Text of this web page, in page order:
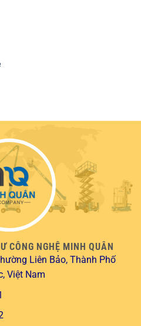
CÔNG NGHỆ MINH QUÂN
Liên Bảo, Thành Phố
Việt Nam